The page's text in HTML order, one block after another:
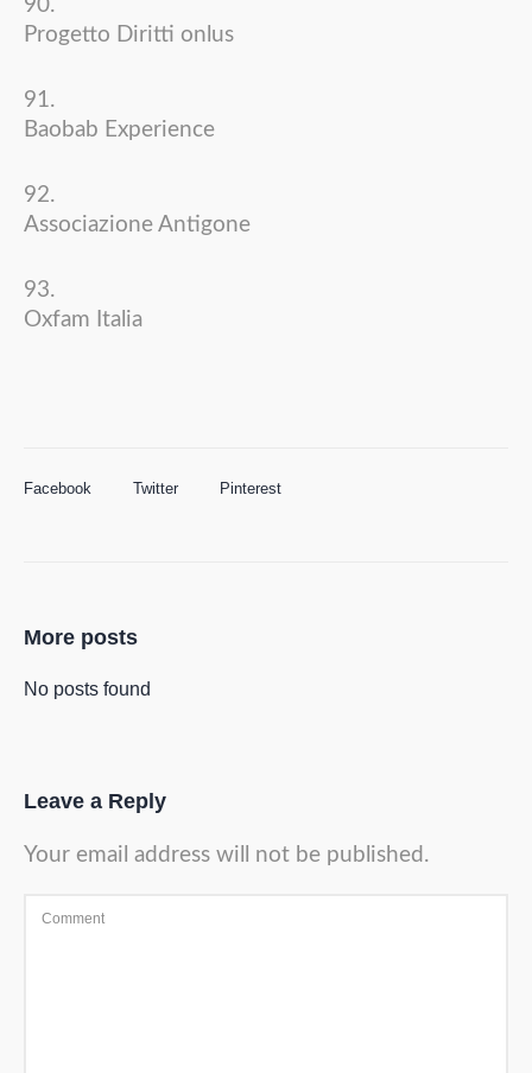
Progetto Diritti onlus
Baobab Experience
Associazione Antigone
Oxfam Italia
Facebook Twitter Pinterest
More posts
No posts found
Leave a Reply
Your email address will not be published.
Comment